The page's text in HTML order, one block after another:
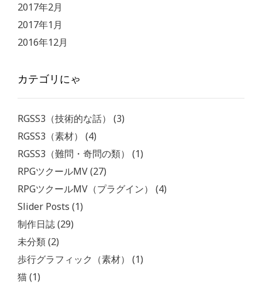
2017年2月
2017年1月
2016年12月
カテゴリにゃ
RGSS3（技術的な話）
(3)
RGSS3（素材）
(4)
RGSS3（難問・奇問の類）
(1)
RPGツクールMV(27)
RPGツクールMV（プラグイン）
(4)
Slider Posts (1)
制作日誌(29)
未分類(2)
歩行グラフィック（素材）
(1)
猫(1)